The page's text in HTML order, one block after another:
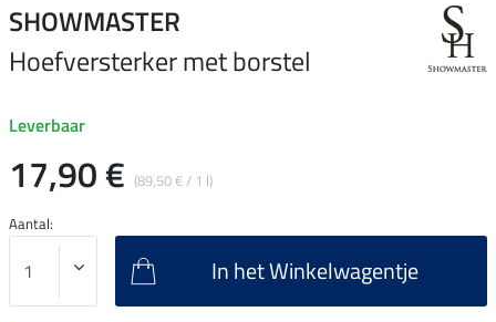
SHOWMASTER
Hoefversterker met borstel
Leverbaar
17,90 € (89,50 € / 1 l)
Aantal:
In het Winkelwagentje